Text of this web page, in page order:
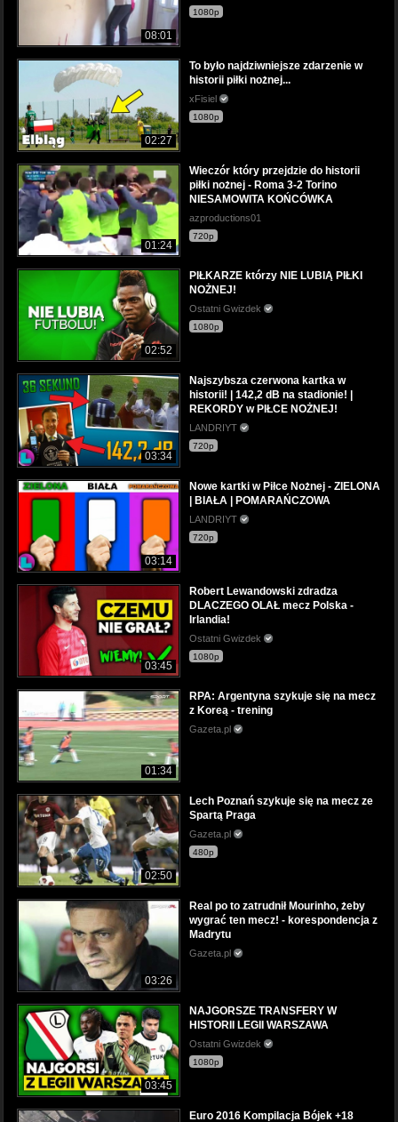
08:01
1080p
02:27
To było najdziwniejsze zdarzenie w
historii piłki nożnej...
xFisiel
1080p
01:24
Wieczór który przejdzie do historii
piłki nożnej - Roma 3-2 Torino
NIESAMOWITA KOŃCÓWKA
azproductions01
720p
02:52
PIŁKARZE którzy NIE LUBIĄ PIŁKI
NOŻNEJ!
Ostatni Gwizdek
1080p
03:34
Najszybsza czerwona kartka w
historii! | 142,2 dB na stadionie! |
REKORDY w PIŁCE NOŻNEJ!
LANDRIYT
720p
03:14
Nowe kartki w Piłce Nożnej - ZIELONA
| BIAŁA | POMARAŃCZOWA
LANDRIYT
720p
03:45
Robert Lewandowski zdradza
DLACZEGO OLAŁ mecz Polska -
Irlandia!
Ostatni Gwizdek
1080p
01:34
RPA: Argentyna szykuje się na mecz
z Koreą - trening
Gazeta.pl
02:50
Lech Poznań szykuje się na mecz ze
Spartą Praga
Gazeta.pl
480p
03:26
Real po to zatrudnił Mourinho, żeby
wygrać ten mecz! - korespondencja z
Madrytu
Gazeta.pl
03:45
NAJGORSZE TRANSFERY W
HISTORII LEGII WARSZAWA
Ostatni Gwizdek
1080p
Euro 2016 Kompilacja Bójek +18